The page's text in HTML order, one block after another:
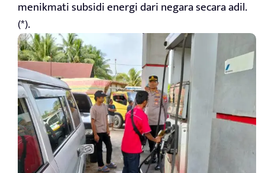
menikmati subsidi energi dari negara secara adil.
(*).